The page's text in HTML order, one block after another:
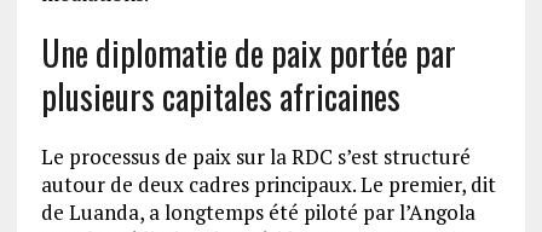
Une diplomatie de paix portée par
plusieurs capitales africaines
Le processus de paix sur la RDC s’est structuré
autour de deux cadres principaux. Le premier, dit
de Luanda, a longtemps été piloté par l’Angola